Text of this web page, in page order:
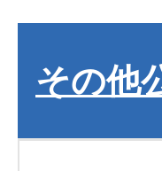
その他